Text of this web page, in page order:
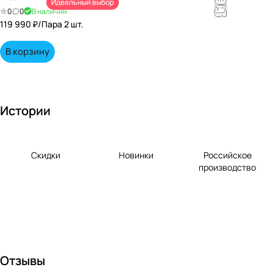
непревзойд
0 0 В наличии
Идеальный выбор
119 990 ₽/Пара 2 шт.
В корзину
Истории
Скидки Новинки
Российское
производство
Отзывы